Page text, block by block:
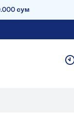
сум